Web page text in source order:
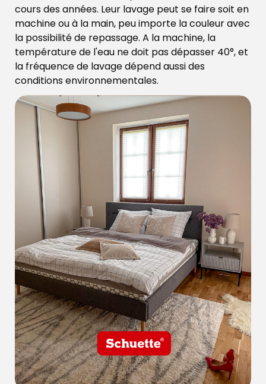
cours des années. Leur lavage peut se faire soit en
machine ou à la main, peu importe la couleur avec
la possibilité de repassage. A la machine, la
température de l'eau ne doit pas dépasser 40°, et
la fréquence de lavage dépend aussi des
conditions environnementales.